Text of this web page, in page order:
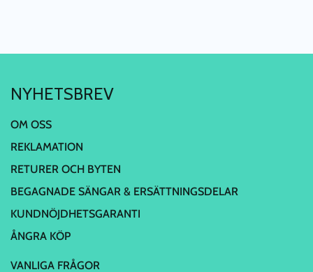
NYHETSBREV
OM OSS
REKLAMATION
RETURER OCH BYTEN
BEGAGNADE SÄNGAR & ERSÄTTNINGSDELAR
KUNDNÖJDHETSGARANTI
ÅNGRA KÖP
VANLIGA FRÅGOR